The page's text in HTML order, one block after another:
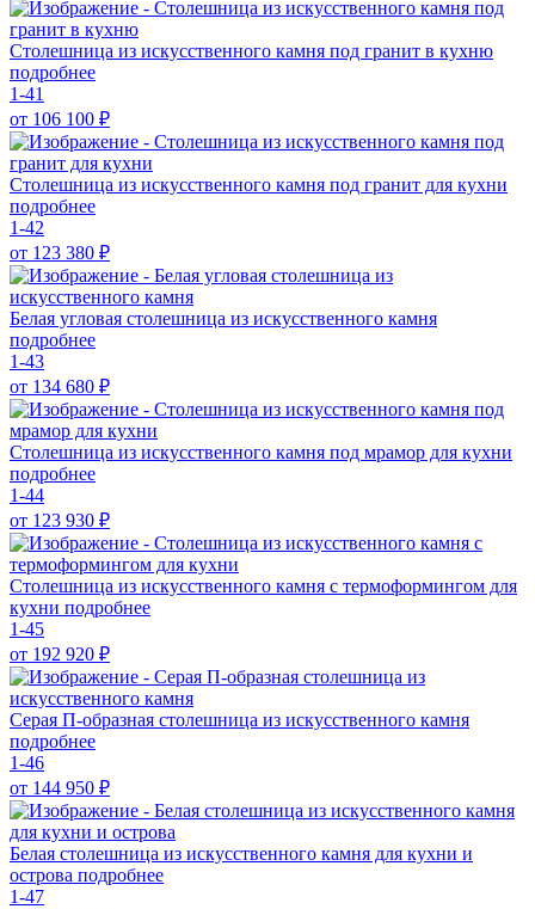
Столешница из искусственного камня под гранит в кухню
подробнее
1-41
от 106 100 ₽
Столешница из искусственного камня под гранит для кухни
подробнее
1-42
от 123 380 ₽
Белая угловая столешница из искусственного камня
подробнее
1-43
от 134 680 ₽
Столешница из искусственного камня под мрамор для кухни
подробнее
1-44
от 123 930 ₽
Столешница из искусственного камня с термоформингом для
кухни подробнее
1-45
от 192 920 ₽
Серая П-образная столешница из искусственного камня
подробнее
1-46
от 144 950 ₽
Белая столешница из искусственного камня для кухни и
острова подробнее
1-47